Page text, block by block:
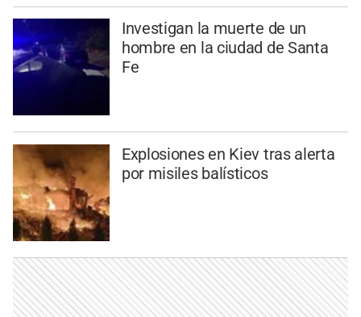
Investigan la muerte de un
hombre en la ciudad de Santa
Fe
Explosiones en Kiev tras alerta
por misiles balísticos